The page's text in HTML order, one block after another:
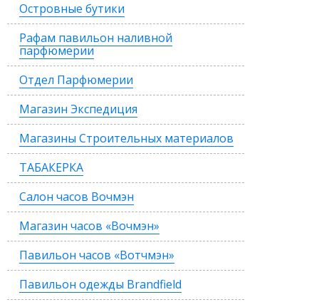
Островные бутики
Рафам павильон наливной
парфюмерии
Отдел Парфюмерии
Магазин Экспедиция
Магазины Строительных материалов
ТАБАКЕРКА
Салон часов Вочмэн
Магазин часов «Вочмэн»
Павильон часов «Вотчмэн»
Павильон одежды Brandfield